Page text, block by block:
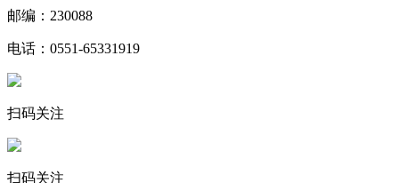
邮编：230088
电话：0551-65331919
扫码关注
扫码关注